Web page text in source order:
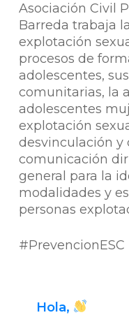
Asociación Civil
Barreda trabaja
explotación
procesos de
adolescentes,
comunitarias, la
adolescentes
explotación
desvinculación y
comunicación
general para la
modalidades y
personas
#PrevencionESC
Hola,